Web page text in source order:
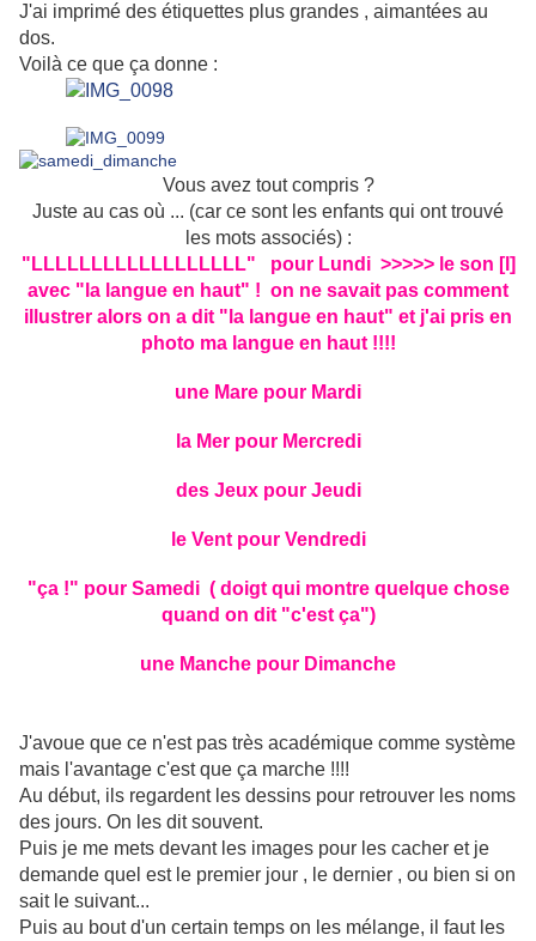
J'ai imprimé des étiquettes plus grandes , aimantées au
dos.
Voilà ce que ça donne :
Vous avez tout compris ?
Juste au cas où ... (car ce sont les enfants qui ont trouvé
les mots associés) :
"LLLLLLLLLLLLLLLLLL" pour Lundi >>>>> le son [l]
avec "la langue en haut" ! on ne savait pas comment
illustrer alors on a dit "la langue en haut" et j'ai pris en
photo ma langue en haut !!!!
une Mare pour Mardi
la Mer pour Mercredi
des Jeux pour Jeudi
le Vent pour Vendredi
"ça !" pour Samedi ( doigt qui montre quelque chose
quand on dit "c'est ça")
une Manche pour Dimanche
J'avoue que ce n'est pas très académique comme système
mais l'avantage c'est que ça marche !!!!
Au début, ils regardent les dessins pour retrouver les noms
des jours. On les dit souvent.
Puis je me mets devant les images pour les cacher et je
demande quel est le premier jour , le dernier , ou bien si on
sait le suivant...
Puis au bout d'un certain temps on les mélange, il faut les